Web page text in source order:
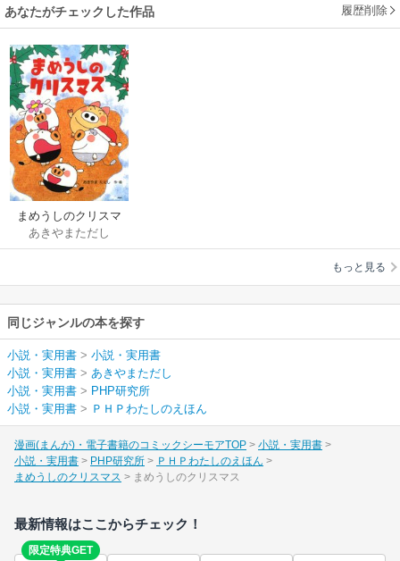
あなたがチェックした作品 履歴削除
まめうしのクリスマ
ス
あきやまただし
もっと見る
同じジャンルの本を探す
小説・実用書 > 小説・実用書
小説・実用書 > あきやまただし
小説・実用書 > PHP研究所
小説・実用書 > ＰＨＰわたしのえほん
漫画(まんが)・電子書籍のコミックシーモアTOP
小説・実用書
小説・実用書
PHP研究所
ＰＨＰわたしのえほん
まめうしのクリスマス
まめうしのクリスマス
最新情報はここからチェック！
限定特典GET